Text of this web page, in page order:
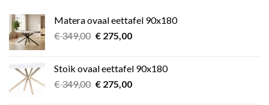
Matera ovaal eettafel 90x180
€349,00 Oorspronkelijke
€ 349,00.
€275,00Huidige
€ 275,00.
Stoik ovaal eettafel 90x180
€349,00 Oorspronkelijke
€275,00Huidige